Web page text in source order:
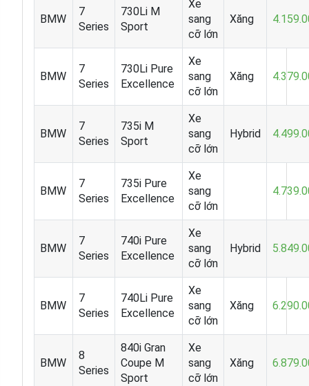
BMW
7
Series
730Li M
Sport
Xe
sang
cỡ lớn
Xăng
BMW
7
Series
730Li Pure
Excellence
Xe
sang
cỡ lớn
Xăng
BMW
7
Series
735i M
Sport
Xe
sang
cỡ lớn
Hybrid
BMW
7
Series
735i Pure
Excellence
Xe
sang
cỡ lớn
BMW
7
Series
740i Pure
Excellence
Xe
sang
cỡ lớn
Hybrid
BMW
7
Series
740Li Pure
Excellence
Xe
sang
cỡ lớn
Xăng
BMW
8
Series
840i Gran
Coupe M
Sport
Xe
sang
cỡ lớn
Xăng